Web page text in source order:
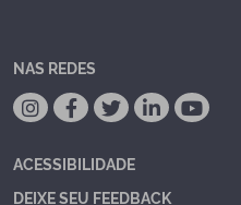
NAS REDES
ACESSIBILIDADE
DEIXE SEU FEEDBACK